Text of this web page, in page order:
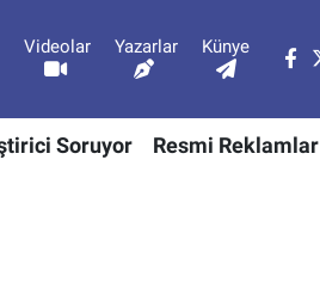
Videolar Yazarlar Künye
Soruyor Resmi Reklamlar